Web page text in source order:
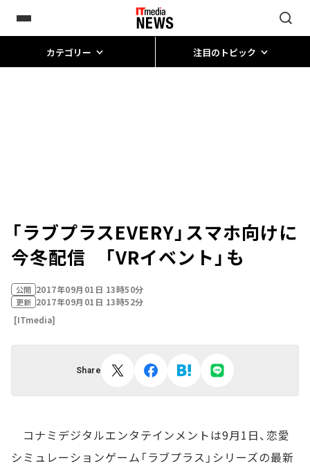
カテゴリー 注目のトピック
「ラブプラスEVERY」スマホ向けに
今冬配信 「VRイベント」も
公開 2017年09月01日 13時50分
更新 2017年09月01日 13時52分
[ITmedia]
Share
コナミデジタルエンタテインメントは9月1日、恋愛
シミュレーションゲーム「ラブプラス」シリーズの最新